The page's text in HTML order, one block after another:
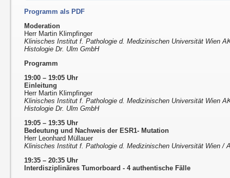
Programm als PDF
Moderation
Herr Martin Klimpfinger
Klinisches Institut f. Pathologie d. Medizinischen Universität Wien
Histologie Dr. Ulm GmbH
Programm
19:00 – 19:05 Uhr
Einleitung
Herr Martin Klimpfinger
Klinisches Institut f. Pathologie d. Medizinischen Universität Wien
Histologie Dr. Ulm GmbH
19:05 – 19:35 Uhr
Bedeutung und Nachweis der ESR1- Mutation
Herr Leonhard Müllauer
Klinisches Institut f. Pathologie d. Medizinischen Universität Wien /
19:35 – 20:35 Uhr
Interdisziplinäres Tumorboard - 4 authentische Fälle